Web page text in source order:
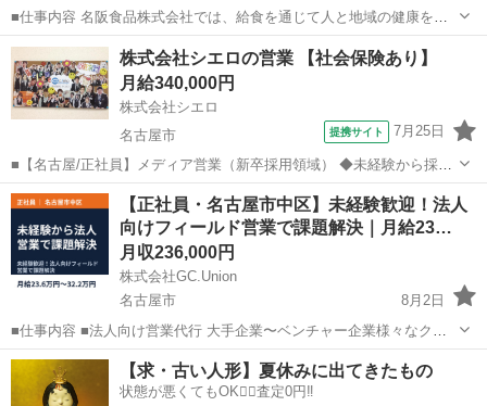
■仕事内容 名阪食品株式会社では、給食を通じて人と地域の健康を支
えることを使命としています。 総合職は、管理と営業の2職種があり
ます。 管理は、各事業所の運営管理やスタッフのマネジメント、労
務・衛生・品質の維持向上に携...
愛知 名古屋市 営業
株式会社シエロの営業 【社会保険あり】
月給340,000円
株式会社シエロ
名古屋市
提携サイト 7月25日
■【名古屋/正社員】メディア営業（新卒採用領域） ◆未経験から採用
のプロへ！多数の商材からクライアントに最適な提案が可能 求人広告
やスカウト媒体を用いて、業界問わず様々なクライアントの新卒採用
支援を行います。 ▼新卒採用...
愛知 名古屋市 代理店営業
【正社員・名古屋市中区】未経験歓迎！法人
向けフィールド営業で課題解決｜月給23…
月収236,000円
株式会社GC.Union
名古屋市
8月2日
■仕事内容 ■法人向け営業代行 大手企業〜ベンチャー企業様々なクラ
イアント様の課題解決に向けてご支援をしていきます。 支援内容は以
下の4つの支援を行っております。 〜支援内容〜 (1)マーケティング：
展示会支援...
愛知 名古屋市 営業 未経験
【求・古い人形】夏休みに出てきたもの
状態が悪くてもOK🙆‍♀️査定0円‼️